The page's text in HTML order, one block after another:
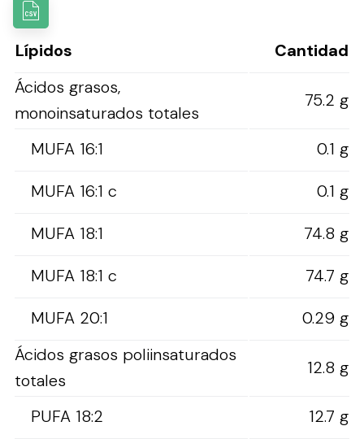
Lípidos
Cantidad
Ácidos grasos,
monoinsaturados totales
75.2 g
MUFA 16:1
0.1 g
MUFA 16:1 c
0.1 g
MUFA 18:1
74.8 g
MUFA 18:1 c
74.7 g
MUFA 20:1
0.29 g
Ácidos grasos poliinsaturados
totales
12.8 g
PUFA 18:2
12.7 g